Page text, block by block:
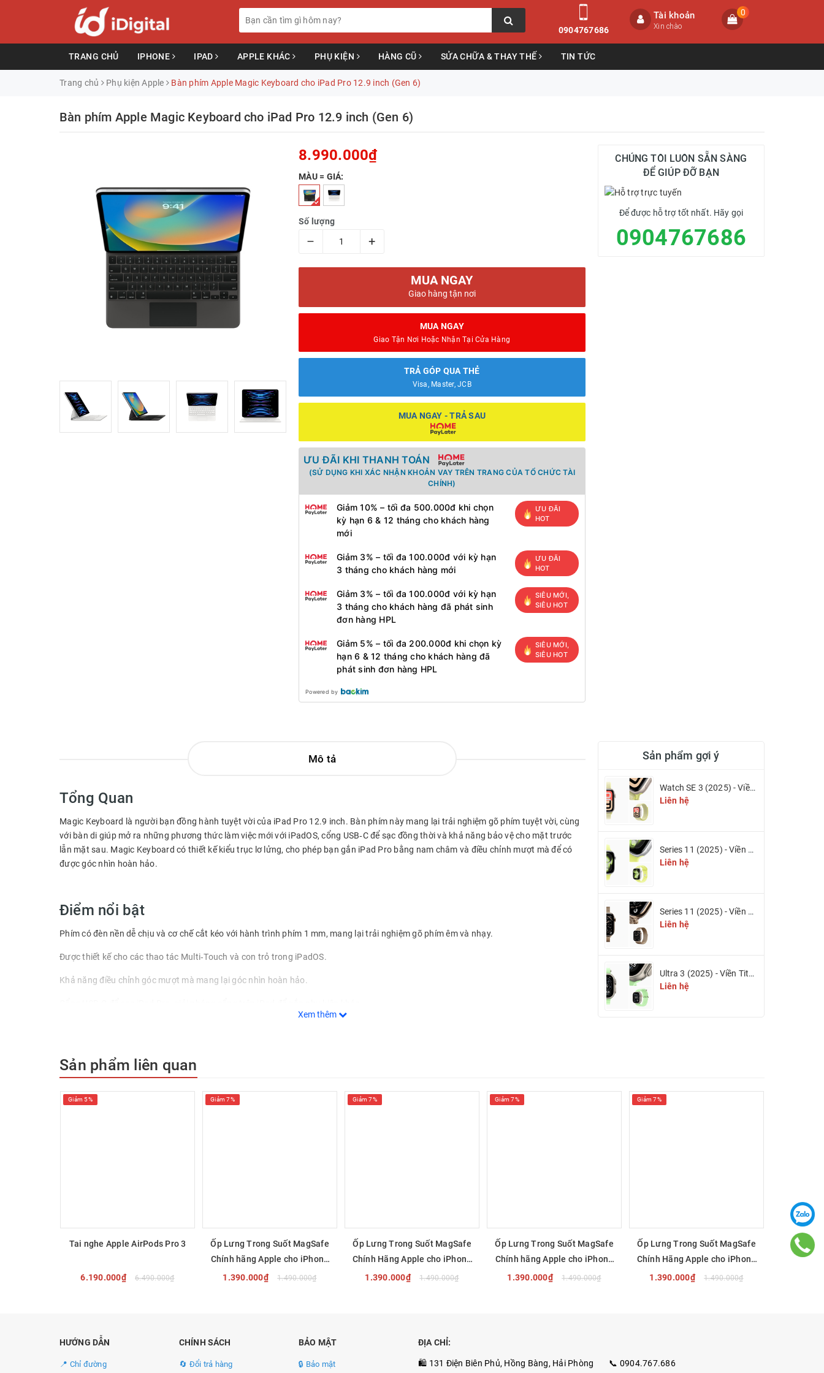
0904767686
Tài khoản
Xin chào
0
TRANG CHỦ IPHONE IPAD APPLE KHÁC PHỤ KIỆN HÀNG CŨ SỬA CHỮA & THAY THẾ TIN TỨC
Trang chủ Phụ kiện Apple Bàn phím Apple Magic Keyboard cho iPad Pro 12.9 inch (Gen 6)
Bàn phím Apple Magic Keyboard cho iPad Pro 12.9 inch (Gen 6)
8.990.000₫
MÀU = GIÁ:
Số lượng
– +
MUA NGAY
Giao hàng tận nơi
MUA NGAY
Giao Tận Nơi Hoặc Nhận Tại Cửa Hàng
TRẢ GÓP QUA THẺ
Visa, Master, JCB
MUA NGAY - TRẢ SAU
ƯU ĐÃI KHI THANH TOÁN
(SỬ DỤNG KHI XÁC NHẬN KHOẢN VAY TRÊN TRANG CỦA TỔ CHỨC TÀI
CHÍNH)
Giảm 10% – tối đa 500.000đ khi chọn
kỳ hạn 6 & 12 tháng cho khách hàng
mới
ƯU ĐÃI
HOT
Giảm 3% – tối đa 100.000đ với kỳ hạn
3 tháng cho khách hàng mới
ƯU ĐÃI
HOT
Giảm 3% – tối đa 100.000đ với kỳ hạn
3 tháng cho khách hàng đã phát sinh
đơn hàng HPL
SIÊU MỚI,
SIÊU HOT
Giảm 5% – tối đa 200.000đ khi chọn kỳ
hạn 6 & 12 tháng cho khách hàng đã
phát sinh đơn hàng HPL
SIÊU MỚI,
SIÊU HOT
Powered by
CHÚNG TÔI LUÔN SẴN SÀNG
ĐỂ GIÚP ĐỠ BẠN
Để được hỗ trợ tốt nhất. Hãy gọi
0904767686
Mô tả
Tổng Quan
Magic Keyboard là người bạn đồng hành tuyệt vời của iPad Pro 12.9 inch. Bàn phím này mang lại trải nghiệm gõ phím tuyệt vời, cùng
với bàn di giúp mở ra những phương thức làm việc mới với iPadOS, cổng USB‑C để sạc đồng thời và khả năng bảo vệ cho mặt trước
lẫn mặt sau. Magic Keyboard có thiết kế kiểu trục lơ lửng, cho phép bạn gắn iPad Pro bằng nam châm và điều chỉnh mượt mà để có
được góc nhìn hoàn hảo.
Điểm nổi bật
Phím có đèn nền dễ chịu và cơ chế cắt kéo với hành trình phím 1 mm, mang lại trải nghiệm gõ phím êm và nhạy.
Được thiết kế cho các thao tác Multi‑Touch và con trỏ trong iPadOS.
Khả năng điều chỉnh góc mượt mà mang lại góc nhìn hoàn hảo.
Yêu Cầu Hệ Thống
iPad Pro 12.9 inch (thế hệ thứ 3, 4, 5 hoặc 6) chạy iPadOS 14.5 trở lên.
Xem thêm
Sản phẩm gợi ý
Watch SE 3 (2025) - Viền nhôm & Dây cao su
Liên hệ
Series 11 (2025) - Viền nhôm & Dây cao su
Liên hệ
Series 11 (2025) - Viền Titan & Dây Titan Milan (eSIM)
Liên hệ
Ultra 3 (2025) - Viền Titan 49mm (eSIM)
Liên hệ
Sản phẩm liên quan
Giảm 5%
Tai nghe Apple AirPods Pro 3
6.190.000₫ 6.490.000₫
Giảm 7%
Ốp Lưng Trong Suốt MagSafe
Chính hãng Apple cho iPhone
16
1.390.000₫ 1.490.000₫
Giảm 7%
Ốp Lưng Trong Suốt MagSafe
Chính Hãng Apple cho iPhone
16 Plus
1.390.000₫ 1.490.000₫
Giảm 7%
Ốp Lưng Trong Suốt MagSafe
Chính hãng Apple cho iPhone
16 Pro
1.390.000₫ 1.490.000₫
Giảm 7%
Ốp Lưng Trong Suốt MagSafe
Chính Hãng Apple cho iPhone
16 Pro Max
1.390.000₫ 1.490.000₫
Bút
HƯỚNG DẪN
📍 Chỉ đường
CHÍNH SÁCH
🔄 Đổi trả hàng
BẢO MẬT
🔒 Bảo mật
ĐỊA CHỈ:
🛍️ 131 Điện Biên Phủ, Hồng Bàng, Hải Phòng 📞 0904.767.686